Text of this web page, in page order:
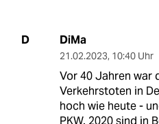
D DiMa
21.02.2023, 10:40 Uhr
Vor 40 Jahren war
Verkehrstoten in
hoch wie heute -
PKW. 2020 sind in